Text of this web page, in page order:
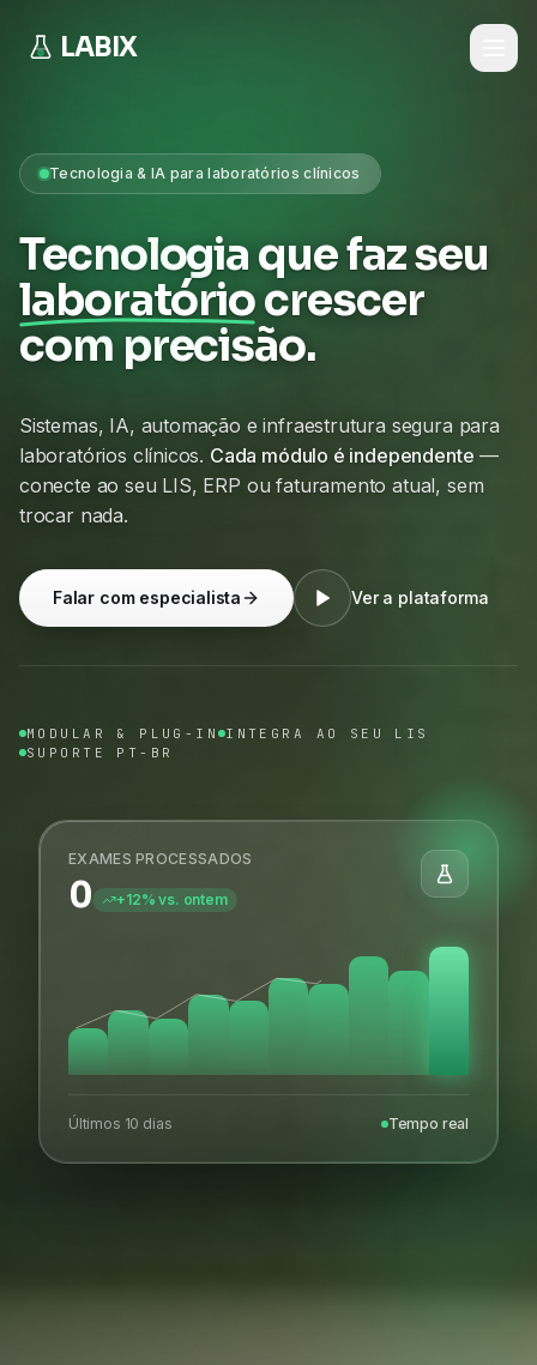
LABIX
Tecnologia & IA para laboratórios clínicos
Tecnologia que faz seu
laboratóriocrescer
com precisão.
Sistemas, IA, automação e infraestrutura segura para
laboratórios clínicos. Cada módulo é independente —
conecte ao seu LIS, ERP ou faturamento atual, sem
trocar nada.
Falar com especialista Ver a plataforma
MODULAR & PLUG-IN INTEGRA AO SEU LIS
SUPORTE PT-BR
EXAMES PROCESSADOS
0 +12% vs. ontem
Últimos 10 dias Tempo real